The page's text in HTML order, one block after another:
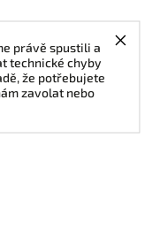
právě spustili a
technické chyby
že potřebujete
zavolat nebo